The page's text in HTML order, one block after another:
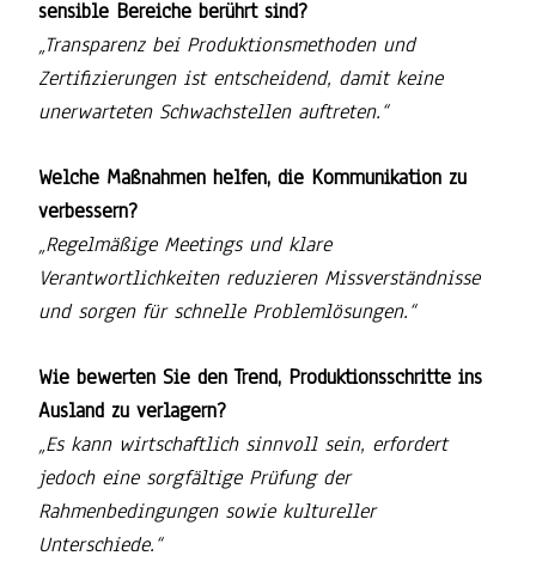
sensible Bereiche berührt sind?
„Transparenz bei Produktionsmethoden und
Zertifizierungen ist entscheidend, damit keine
unerwarteten Schwachstellen auftreten.“
Welche Maßnahmen helfen, die Kommunikation zu
verbessern?
„Regelmäßige Meetings und klare
Verantwortlichkeiten reduzieren Missverständnisse
und sorgen für schnelle Problemlösungen.“
Wie bewerten Sie den Trend, Produktionsschritte ins
Ausland zu verlagern?
„Es kann wirtschaftlich sinnvoll sein, erfordert
jedoch eine sorgfältige Prüfung der
Rahmenbedingungen sowie kultureller
Unterschiede.“